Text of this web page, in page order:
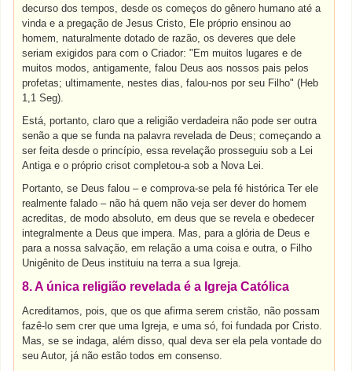
decurso dos tempos, desde os começos do gênero humano até a
vinda e a pregação de Jesus Cristo, Ele próprio ensinou ao
homem, naturalmente dotado de razão, os deveres que dele
seriam exigidos para com o Criador: "Em muitos lugares e de
muitos modos, antigamente, falou Deus aos nossos pais pelos
profetas; ultimamente, nestes dias, falou-nos por seu Filho" (Heb
1,1 Seg).
Está, portanto, claro que a religião verdadeira não pode ser outra
senão a que se funda na palavra revelada de Deus; começando a
ser feita desde o princípio, essa revelação prosseguiu sob a Lei
Antiga e o próprio crisot completou-a sob a Nova Lei.
Portanto, se Deus falou – e comprova-se pela fé histórica Ter ele
realmente falado – não há quem não veja ser dever do homem
acreditas, de modo absoluto, em deus que se revela e obedecer
integralmente a Deus que impera. Mas, para a glória de Deus e
para a nossa salvação, em relação a uma coisa e outra, o Filho
Unigênito de Deus instituiu na terra a sua Igreja.
8. A única religião revelada é a Igreja Católica
Acreditamos, pois, que os que afirma serem cristão, não possam
fazê-lo sem crer que uma Igreja, e uma só, foi fundada por Cristo.
Mas, se se indaga, além disso, qual deva ser ela pela vontade do
seu Autor, já não estão todos em consenso.